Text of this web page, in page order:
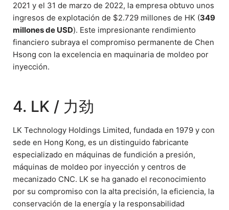
2021 y el 31 de marzo de 2022, la empresa obtuvo unos
ingresos de explotación de $2.729 millones de HK (349
millones de USD). Este impresionante rendimiento
financiero subraya el compromiso permanente de Chen
Hsong con la excelencia en maquinaria de moldeo por
inyección.
4. LK / 力劲
LK Technology Holdings Limited, fundada en 1979 y con
sede en Hong Kong, es un distinguido fabricante
especializado en máquinas de fundición a presión,
máquinas de moldeo por inyección y centros de
mecanizado CNC. LK se ha ganado el reconocimiento
por su compromiso con la alta precisión, la eficiencia, la
conservación de la energía y la responsabilidad